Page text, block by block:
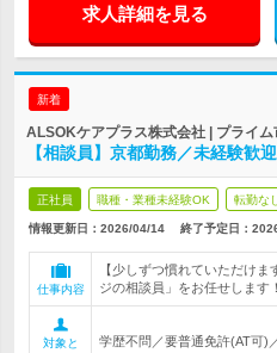
求人詳細を見る
新着
ALSOKケアプラス株式会社 | プライ
【相談員】京都勤務／未経験歓
正社員 職種・業種未経験OK 転勤な
情報更新日：2026/04/14 終了予定日：
仕事内容
【少しずつ慣れていただけ
ジの相談員」をお任せします！
対象と
学歴不問／要普通免許(AT可)